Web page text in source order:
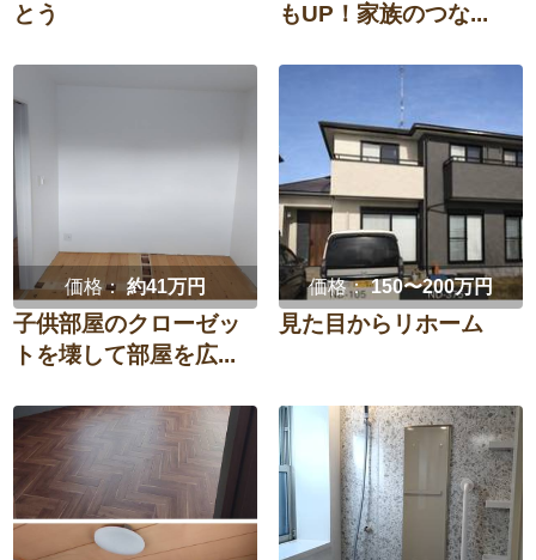
とう
もUP！家族のつな...
価格：約41万円
子供部屋のクローゼッ
トを壊して部屋を広...
価格：150〜200万円
見た目からリホーム